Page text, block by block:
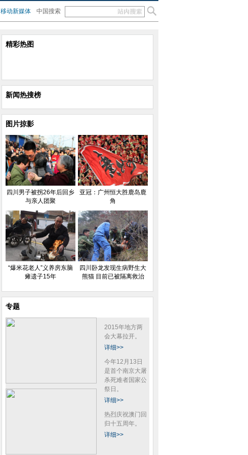
移动新媒体 中国搜索
精彩热图
新闻热搜榜
图片掠影
四川男子被拐26年后回乡
与亲人团聚
亚冠：广州恒大胜鹿岛鹿
角
“爆米花老人”义养房东脑
瘫遗子15年
四川卧龙发现生病野生大
熊猫 目前已被隔离救治
专题
2015年地方两
会大幕拉开。
详细>>
今年12月13日
是首个南京大屠
杀死难者国家公
祭日。
详细>>
热烈庆祝澳门回
归十五周年。
详细>>